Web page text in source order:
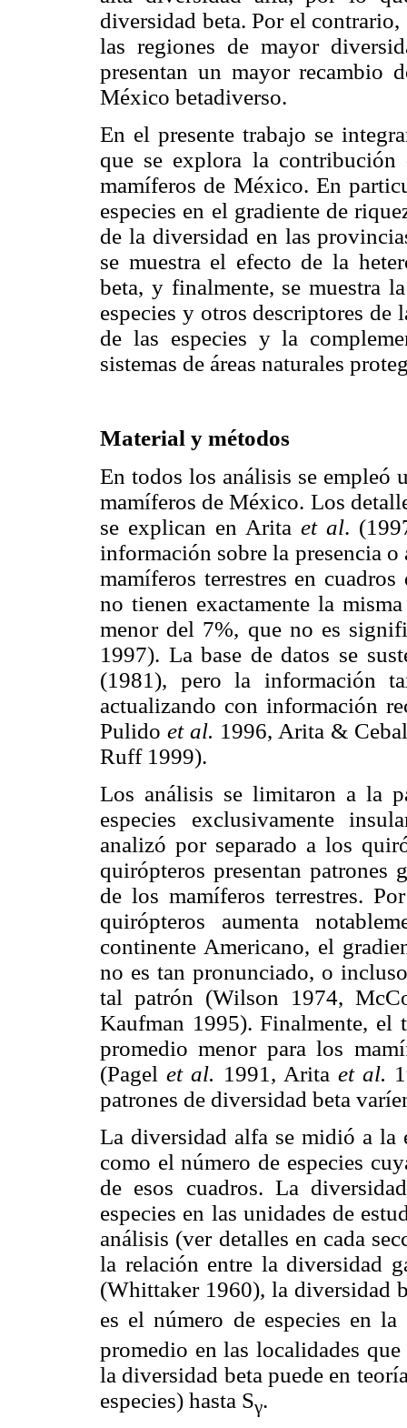
diversidad beta. Por el
las regiones de mayor
presentan un mayor recambio
México betadiverso.
En el presente trabajo se
que se explora la
mamíferos de México. En
especies en el gradiente de
de la diversidad en las
se muestra el efecto de la
beta, y finalmente, se muestra
especies y otros descriptores
de las especies y la
sistemas de áreas naturales
Material y métodos
En todos los análisis se empleó
mamíferos de México. Los
se explican en Aritaet al.
información sobre la presencia o
mamíferos terrestres en
no tienen exactamente la
menor del 7%, que no es
1997). La base de datos se
(1981), pero la información
actualizando con información
Pulido et al. 1996, Arita &
Ruff 1999).
Los análisis se limitaron a la
especies exclusivamente
analizó por separado a los
quirópteros presentan patrones
de los mamíferos terrestres.
quirópteros aumenta
continente Americano, el
no es tan pronunciado, o
tal patrón (Wilson 1974,
Kaufman 1995). Finalmente, el
promedio menor para los
(Pagelet al. 1991, Aritaet al.
patrones de diversidad beta
La diversidad alfa se midió a la
como el número de especies
de esos cuadros. La
especies en las unidades de
análisis (ver detalles en cada
la relación entre la diversidad
(Whittaker 1960), la diversidad
es el número de especies en
promedio en las localidades
la diversidad beta puede en
especies) hasta Sγ.